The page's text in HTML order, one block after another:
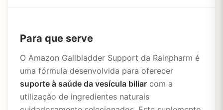
Para que serve
O Amazon Gallbladder Support da Rainpharm é
uma fórmula desenvolvida para oferecer
suporte à saúde da vesícula biliar com a
utilização de ingredientes naturais